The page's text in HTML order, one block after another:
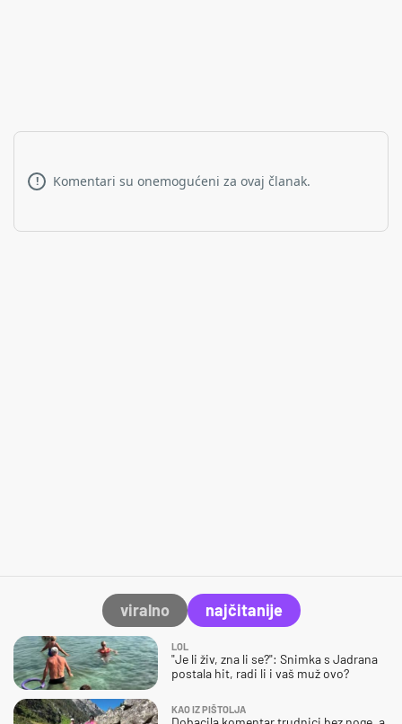
! Komentari su onemogućeni za ovaj članak.
viralno najčitanije
LOL
"Je li živ, zna li se?": Snimka s Jadrana
postala hit, radi li i vaš muž ovo?
KAO IZ PIŠTOLJA